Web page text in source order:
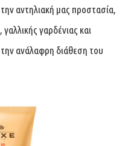
αντηλιακή μας προστασία,
γαρδένιας και
ανάλαφρη διάθεση του